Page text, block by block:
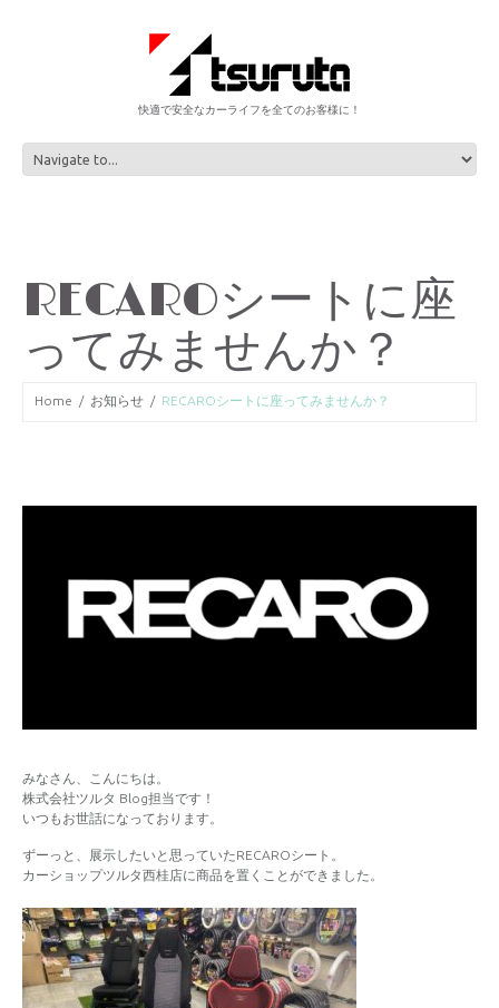
快適で安全なカーライフを全てのお客様に！
RECAROシートに座
ってみませんか？
Home お知らせ RECAROシートに座ってみませんか？
みなさん、こんにちは。
株式会社ツルタ Blog担当です！
いつもお世話になっております。
ずーっと、展示したいと思っていたRECAROシート。
カーショップツルタ西桂店に商品を置くことができました。